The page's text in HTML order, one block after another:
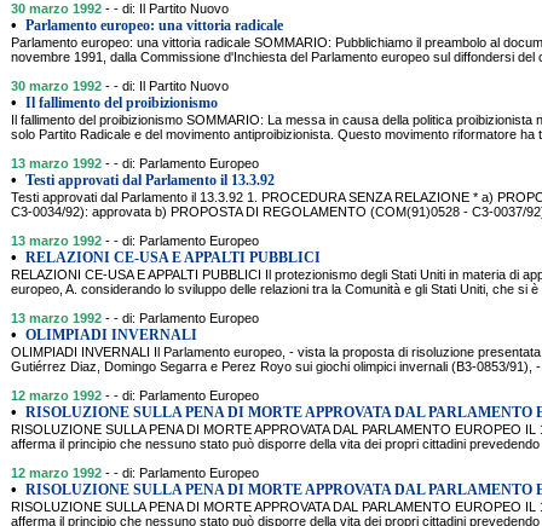
30 marzo 1992 - - di: Il Partito Nuovo
• Parlamento europeo: una vittoria radicale
Parlamento europeo: una vittoria radicale SOMMARIO: Pubblichiamo il preambolo al
novembre 1991, dalla Commissione d'Inchiesta del Parlamento europeo sul diffondersi del
30 marzo 1992 - - di: Il Partito Nuovo
• Il fallimento del proibizionismo
Il fallimento del proibizionismo SOMMARIO: La messa in causa della politica proibizionista
solo Partito Radicale e del movimento antiproibizionista. Questo movimento riformatore ha
13 marzo 1992 - - di: Parlamento Europeo
• Testi approvati dal Parlamento il 13.3.92
Testi approvati dal Parlamento il 13.3.92 1. PROCEDURA SENZA RELAZIONE * a)
C3-0034/92): approvata b) PROPOSTA DI REGOLAMENTO (COM(91)0528 - C3-0037/
13 marzo 1992 - - di: Parlamento Europeo
• RELAZIONI CE-USA E APPALTI PUBBLICI
RELAZIONI CE-USA E APPALTI PUBBLICI Il protezionismo degli Stati Uniti in materia di
europeo, A. considerando lo sviluppo delle relazioni tra la Comunità e gli Stati Uniti, che si
13 marzo 1992 - - di: Parlamento Europeo
• OLIMPIADI INVERNALI
OLIMPIADI INVERNALI Il Parlamento europeo, - vista la proposta di risoluzione
Gutiérrez Diaz, Domingo Segarra e Perez Royo sui giochi olimpici invernali (B3-0853/91),
12 marzo 1992 - - di: Parlamento Europeo
• RISOLUZIONE SULLA PENA DI MORTE APPROVATA DAL PARLAMENTO
RISOLUZIONE SULLA PENA DI MORTE APPROVATA DAL PARLAMENTO EUROPEO
afferma il principio che nessuno stato può disporre della vita dei propri cittadini
12 marzo 1992 - - di: Parlamento Europeo
• RISOLUZIONE SULLA PENA DI MORTE APPROVATA DAL PARLAMENTO
RISOLUZIONE SULLA PENA DI MORTE APPROVATA DAL PARLAMENTO EUROPEO
afferma il principio che nessuno stato può disporre della vita dei propri cittadini